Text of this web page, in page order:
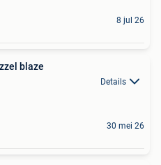
8 jul 26
blaze
Details
30 mei 26